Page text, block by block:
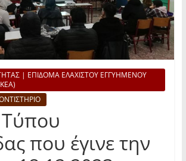
| ΕΠΙΔΟΜΑ ΕΛΑΧΙΣΤΟΥ ΕΓΓΥΗΜΕΝΟΥ
Τύπου
που έγινε την